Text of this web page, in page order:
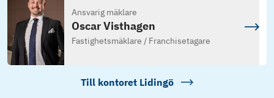
Ansvarig mäklare
Oscar Visthagen
Fastighetsmäklare / Franchisetagare
Till kontoret Lidingö